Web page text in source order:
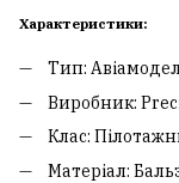
Характеристики:
Тип:
Виробник:
Клас:
Матеріал: